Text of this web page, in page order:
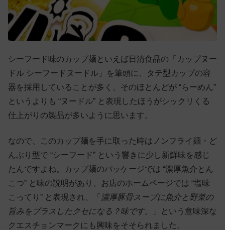
シーフード味のカップ麺といえば日清食品の「カップヌー
ドル シーフードヌードル」を筆頭に、タテ型カップの容
器を採用していることが多く、そのほとんどが “らーめん”
というよりも “ヌードル” と表現したほうがシックリくる
仕上がりの製品が多いように思います。
なので、このカップ麺を手に取った時はノンフライ麺・ど
んぶり型で “シーフード” という響きに少し新鮮味を感じ
たんですよね。カップ麺のパッケージでは “濃厚魚介とん
こつ” と味の説明があり、お店のホームページでは “塩味
こってり” と表現され、「 濃厚豚骨スープに魚介と野菜の
旨みをプラスしたクセになる？味です。
」という意味深な
クエスチョンマークにも興味をそそられました。